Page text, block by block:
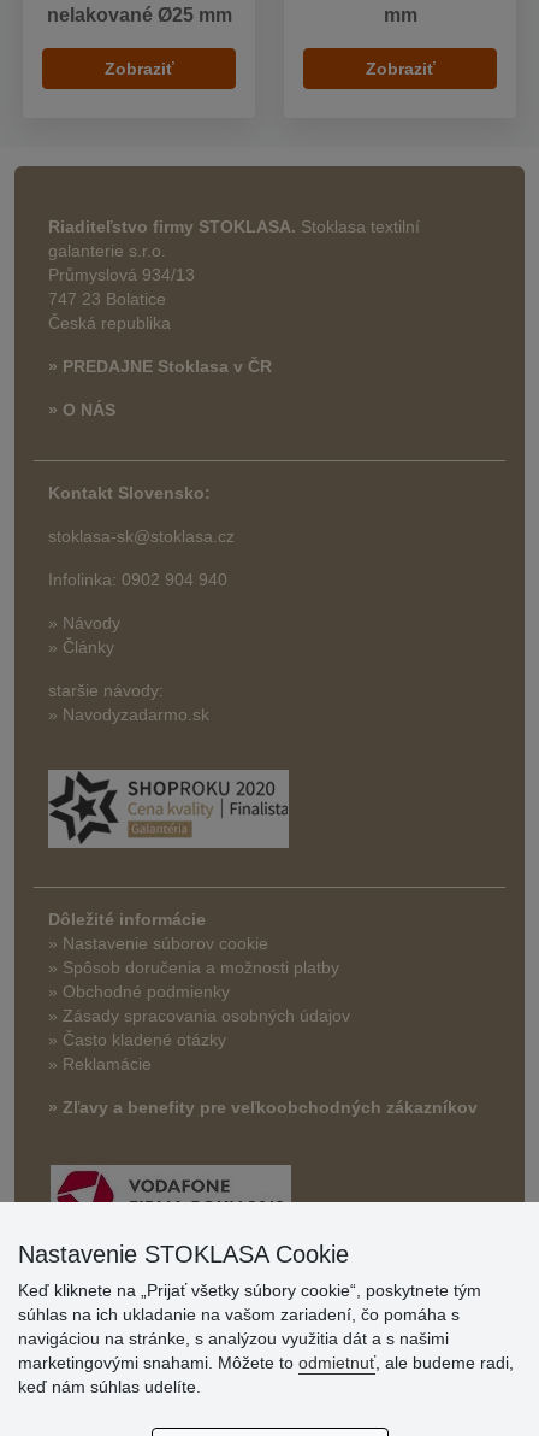
nelakované Ø25 mm
Zobraziť
mm
Zobraziť
Riaditeľstvo firmy STOKLASA. Stoklasa textilní
galanterie s.r.o.
Průmyslová 934/13
747 23 Bolatice
Česká republika
» PREDAJNE Stoklasa v ČR
» O NÁS
Kontakt Slovensko:
stoklasa-sk@stoklasa.cz
Infolinka: 0902 904 940
» Návody
» Články
staršie návody:
» Navodyzadarmo.sk
Dôležité informácie
» Nastavenie súborov cookie
» Spôsob doručenia a možnosti platby
» Obchodné podmienky
» Zásady spracovania osobných údajov
» Často kladené otázky
» Reklamácie
» Zľavy a benefity pre veľkoobchodných zákazníkov
Hodnotenia
zákazníkov
Ústretovosť, pohotovosť. Som spokojná.
Nastavenie STOKLASA Cookie
Keď kliknete na „Prijať všetky súbory cookie“, poskytnete tým
súhlas na ich ukladanie na vašom zariadení, čo pomáha s
navigáciou na stránke, s analýzou využitia dát a s našimi
marketingovými snahami. Môžete to odmietnuť, ale budeme radi,
keď nám súhlas udelíte.